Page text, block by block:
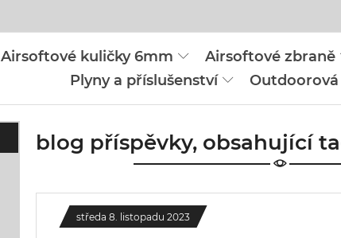
Airsoftové kuličky 6mm Airsoftové zbraně
Plyny a příslušenství
Outdoorová
blog příspěvky, obsahující
středa 8. listopadu 2023